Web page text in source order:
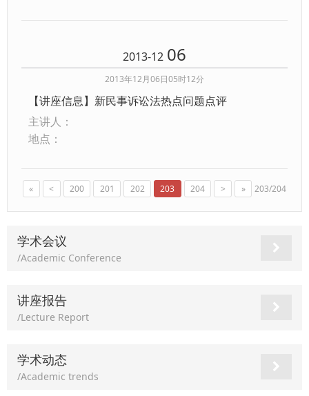
2013-12 06
2013年12月06日05时12分
【讲座信息】新民事诉讼法热点问题点评
主讲人：
地点：
« < 200 201 202 203 204 > » 203/204
学术会议
/Academic Conference
讲座报告
/Lecture Report
学术动态
/Academic trends